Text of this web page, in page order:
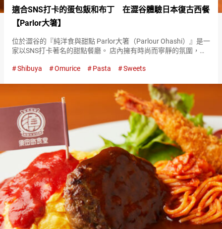
適合SNS打卡的蛋包飯和布丁 在澀谷體驗日本復古西餐
【Parlor大箸】
位於澀谷的『純洋食與甜點 Parlor大箸（Parlour Ohashi）』是一
家以SNS打卡著名的甜點餐廳。 店內擁有時尚而寧靜的氛圍，讓
洋食與甜點 Parlor大箸（Parlo…
Shibuya Omurice Pasta Sweets